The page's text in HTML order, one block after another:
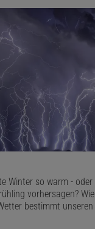
Winter so warm -
vorhersagen?
bestimmt